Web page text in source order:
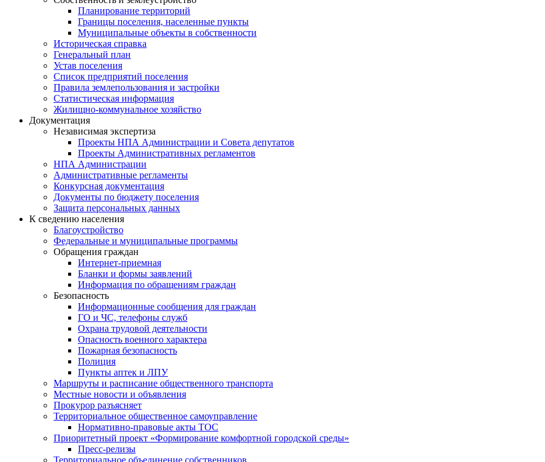
Планирование территорий
Границы поселения, населенные пункты
Муниципальные объекты в собственности
Историческая справка
Генеральный план
Устав поселения
Список предприятий поселения
Правила землепользования и застройки
Статистическая информация
Жилищно-коммунальное хозяйство
Документация
Независимая экспертиза
Проекты НПА Администрации и Совета депутатов
Проекты Административных регламентов
НПА Администрации
Административные регламенты
Конкурсная документация
Документы по бюджету поселения
Защита персональных данных
К сведению населения
Благоустройство
Федеральные и муниципальные программы
Обращения граждан
Интернет-приемная
Бланки и формы заявлений
Информация по обращениям граждан
Безопасность
Информационные сообщения для граждан
ГО и ЧС, телефоны служб
Охрана трудовой деятельности
Опасность военного характера
Пожарная безопасность
Полиция
Пункты аптек и ЛПУ
Маршруты и расписание общественного транспорта
Местные новости и объявления
Прокурор разъясняет
Территориальное общественное самоуправление
Нормативно-правовые акты ТОС
Приоритетный проект «Формирование комфортной городской среды»
Пресс-релизы